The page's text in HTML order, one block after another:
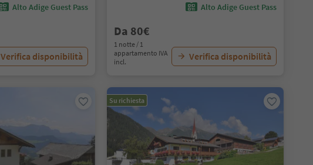
Alto Adige Guest Pass
Verifica disponibilità
Alto Adige Guest Pass
Da 80€
1 notte / 1
appartamento IVA
incl.
Verifica disponibilità
Su richiesta